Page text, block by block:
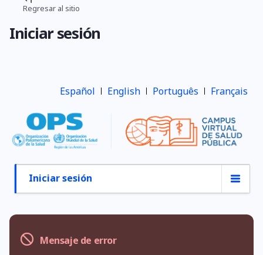
Pasar
contenido
Ruta
de
Regresar al sitio
Iniciar sesión
Español English Português Français
Primary
Iniciar sesión
Mensaje de error